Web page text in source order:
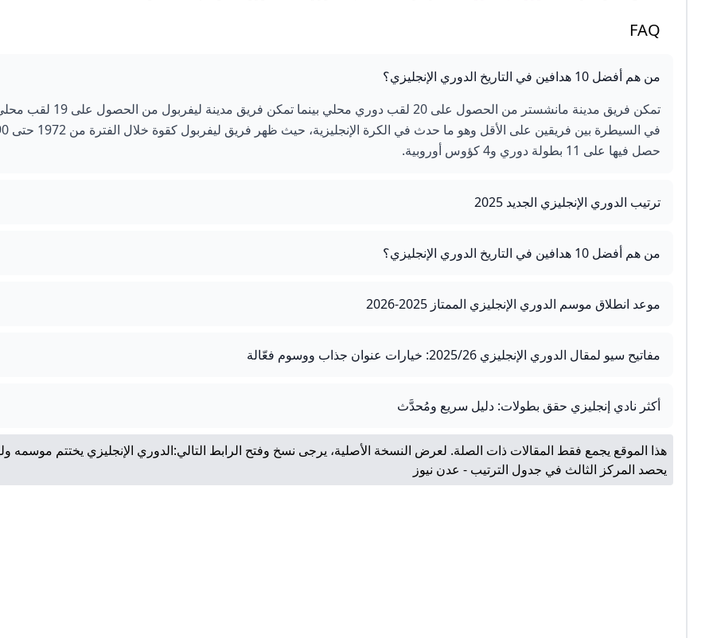
FAQ
من هم أفضل 10 هدافين في التاريخ الدوري الإنجليزي؟
تمكن فريق مدينة مانشستر من الحصول على 20 لقب دوري محلي بينما
في السيطرة بين فريقين
حصل فيها على 11 بطولة دوري و4 كؤوس أوروبية.
ترتيب الدوري الإنجليزي الجديد 2025
من هم أفضل 10 هدافين في التاريخ الدوري الإنجليزي؟
موعد انطلاق موسم الدوري الإنجليزي الممتاز 2025-2026
مفاتيح سيو لمقال الدوري الإنجليزي 2025/26: خيارات عنوان جذاب ووسوم فعّالة
أكثر نادي إنجليزي حقق بطولات: دليل سريع ومُحدَّث
هذا الموقع يجمع فقط المقالات ذات الصلة. لعرض النسخة الأصلية، يرجى نسخ وفتح الرابط التالي:الدوري الإنجليزي يختتم موسمه
يحصد المركز الثالث في جدول الترتيب - عدن نيوز